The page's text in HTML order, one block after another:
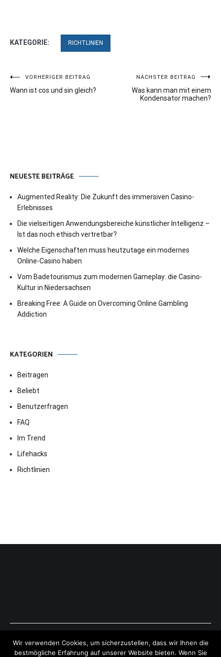
KATEGORIE: RICHTLINIEN
Beitragsnavigation
VORHERIGER BEITRAG
Wann ist cos und sin gleich?
NÄCHSTER BEITRAG
Was kann man mit einem
Kondensator machen?
NEUESTE BEITRÄGE
Augmented Reality: Die Zukunft des immersiven Casino-
Erlebnisses
Die vielseitigen Anwendungsbereiche künstlicher Intelligenz –
Ist das noch ethisch vertretbar?
Welche Eigenschaften muss heutzutage ein modernes
Online-Casino haben
Vom Badetourismus zum modernen Gameplay: die Casino-
Kultur in Niedersachsen
Breaking Free: A Guide on Overcoming Online Gambling
Addiction
KATEGORIEN
Beitragen
Beliebt
Benutzerfragen
FAQ
Im Trend
Lifehacks
Richtlinien
Copyright © 2026ExpressAntworten.com . All rights reserved.
Theme:Cenote by ThemeGrill. Powered byWordPress .
Wir verwenden Cookies, um sicherzustellen, dass wir Ihnen die
bestmögliche Erfahrung auf unserer Website bieten. Wenn Sie